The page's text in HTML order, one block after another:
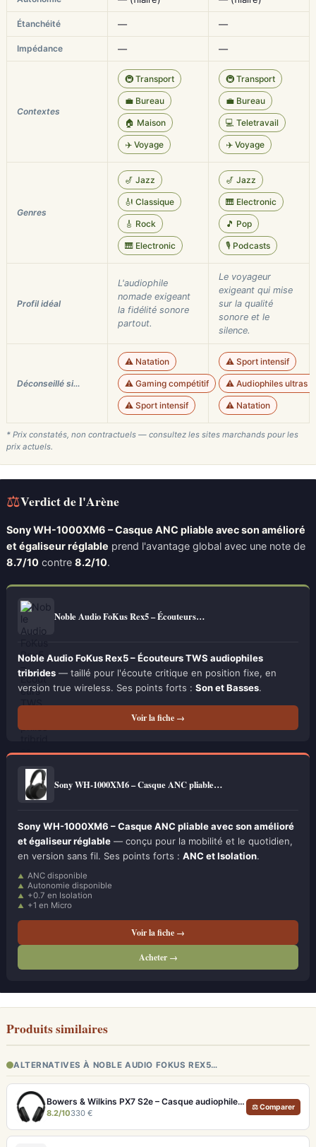
Étanchéité — —
Impédance — —
Contextes
🚇 Transport
💼 Bureau
🏠 Maison
✈️ Voyage
🚇 Transport
💼 Bureau
💻 Teletravail
✈️ Voyage
Genres
🎷 Jazz
🎻 Classique
🎸 Rock
🎹 Electronic
🎷 Jazz
🎹 Electronic
🎵 Pop
🎙️ Podcasts
Profil idéal
L'audiophile
nomade exigeant
la fidélité sonore
partout.
Le voyageur
exigeant qui mise
sur la qualité
sonore et le
silence.
Déconseillé si…
⚠️ Natation
⚠️ Gaming compétitif
⚠️ Sport intensif
⚠️ Sport intensif
⚠️ Audiophiles ultras
⚠️ Natation
* Prix constatés, non contractuels — consultez les sites marchands pour les
prix actuels.
⚖Verdict de l'Arène
Sony WH-1000XM6 – Casque ANC pliable avec son amélioré
et égaliseur réglable prend l'avantage global avec une note de
8.7/10 contre 8.2/10.
Noble Audio FoKus Rex5 – Écouteurs…
Noble Audio FoKus Rex5 – Écouteurs TWS audiophiles
tribrides — taillé pour l'écoute critique en position fixe, en
version true wireless. Ses points forts : Son et Basses.
Voir la fiche →
Sony WH-1000XM6 – Casque ANC pliable…
Sony WH-1000XM6 – Casque ANC pliable avec son amélioré
et égaliseur réglable — conçu pour la mobilité et le quotidien,
en version sans fil. Ses points forts : ANC et Isolation.
ANC disponible
Autonomie disponible
+0.7 en Isolation
+1 en Micro
Voir la fiche →
Acheter →
Produits similaires
ALTERNATIVES À NOBLE AUDIO FOKUS REX5…
Bowers & Wilkins PX7 S2e – Casque audiophile sans fil ANC 30h
8.2/10330 €
⚖ Comparer